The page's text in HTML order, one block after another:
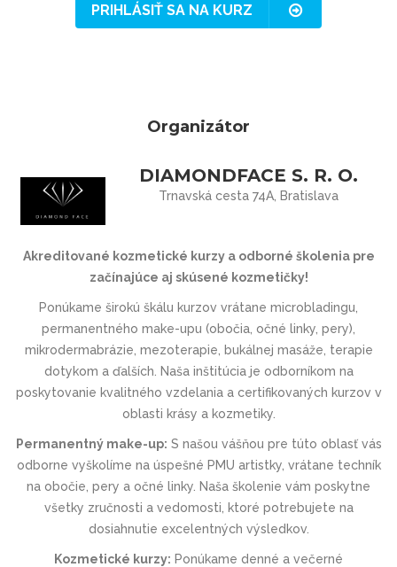
PRIHLÁSIŤ SA NA KURZ
Organizátor
DIAMONDFACE S. R. O.
Trnavská cesta 74A, Bratislava
Akreditované kozmetické kurzy a odborné školenia pre
začínajúce aj skúsené kozmetičky!
Ponúkame širokú škálu kurzov vrátane microbladingu,
permanentného make-upu (obočia, očné linky, pery),
mikrodermabrázie, mezoterapie, bukálnej masáže, terapie
dotykom a ďalších. Naša inštitúcia je odborníkom na
poskytovanie kvalitného vzdelania a certifikovaných kurzov v
oblasti krásy a kozmetiky.
Permanentný make-up: S našou vášňou pre túto oblasť vás
odborne vyškolíme na úspešné PMU artistky, vrátane techník
na obočie, pery a očné linky. Naša školenie vám poskytne
všetky zručnosti a vedomosti, ktoré potrebujete na
dosiahnutie excelentných výsledkov.
Kozmetické kurzy: Ponúkame denné a večerné